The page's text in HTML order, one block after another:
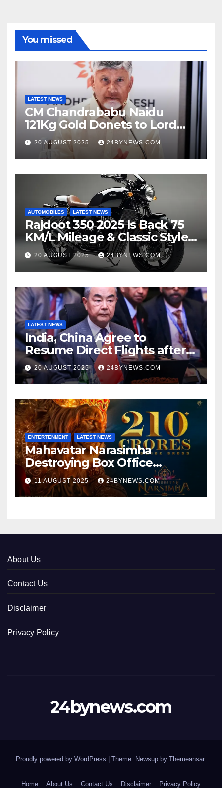
You missed
LATEST NEWS
CM Chandrababu Naidu
121Kg Gold Donets to Lord
Venkateswara TTD
20 AUGUST 2025 24BYNEWS.COM
AUTOMOBILES LATEST NEWS
Rajdoot 350 2025 Is Back 75
KM/L Mileage & Classic Style
at Just ₹65,000
20 AUGUST 2025 24BYNEWS.COM
LATEST NEWS
India, China Agree to
Resume Direct Flights after
four years, Boost Business
Ties
20 AUGUST 2025 24BYNEWS.COM
ENTERTENMENT LATEST NEWS
Mahavatar Narasimha
Destroying Box Office
collections 300cr World wide
11 AUGUST 2025 24BYNEWS.COM
About Us
Contact Us
Disclaimer
Privacy Policy
24bynews.com
Proudly powered by WordPress Theme: Newsup by Themeansar.
Home About Us Contact Us Disclaimer Privacy Policy